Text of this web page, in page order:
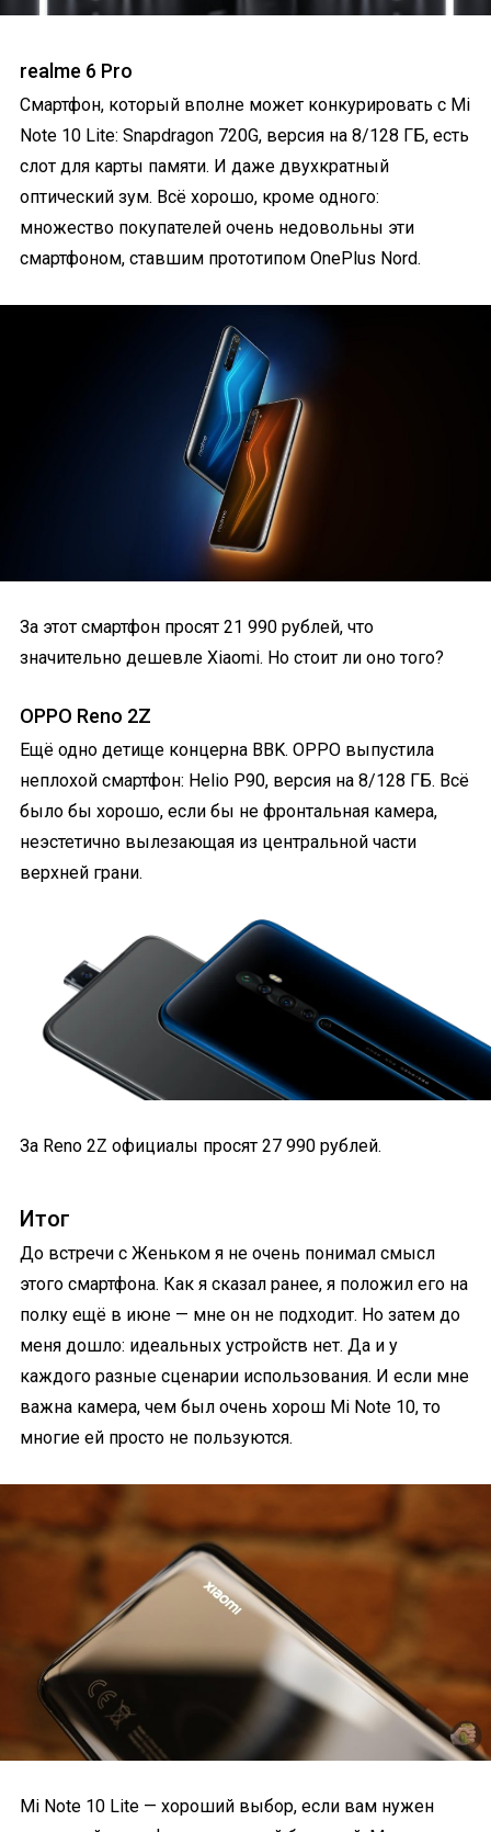
realme 6 Pro
Смартфон, который вполне может конкурировать с Mi
Note 10 Lite: Snapdragon 720G, версия на 8/128 ГБ, есть
слот для карты памяти. И даже двухкратный
оптический зум. Всё хорошо, кроме одного:
множество покупателей очень недовольны эти
смартфоном, ставшим прототипом OnePlus Nord.
За этот смартфон просят 21 990 рублей, что
значительно дешевле Xiaomi. Но стоит ли оно того?
OPPO Reno 2Z
Ещё одно детище концерна BBK. OPPO выпустила
неплохой смартфон: Helio P90, версия на 8/128 ГБ. Всё
было бы хорошо, если бы не фронтальная камера,
неэстетично вылезающая из центральной части
верхней грани.
За Reno 2Z официалы просят 27 990 рублей.
Итог
До встречи с Женьком я не очень понимал смысл
этого смартфона. Как я сказал ранее, я положил его на
полку ещё в июне — мне он не подходит. Но затем до
меня дошло: идеальных устройств нет. Да и у
каждого разные сценарии использования. И если мне
важна камера, чем был очень хорош Mi Note 10, то
многие ей просто не пользуются.
Mi Note 10 Lite — хороший выбор, если вам нужен